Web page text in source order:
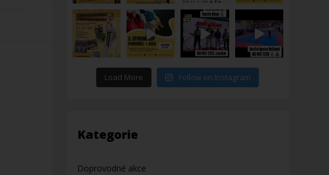
Load More Follow on Instagram
Kategorie
Doprovodné akce